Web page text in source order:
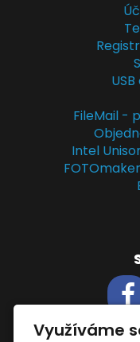
FileMail -
Intel
Využíváme